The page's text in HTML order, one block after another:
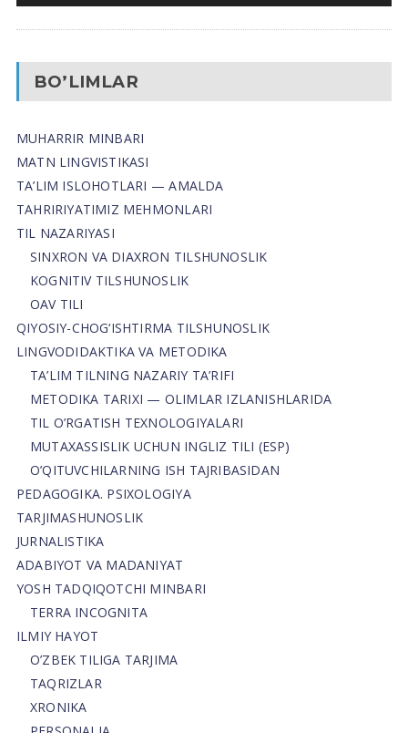
BO’LIMLAR
MUHARRIR MINBARI
MATN LINGVISTIKASI
TA’LIM ISLOHOTLARI — AMALDA
TAHRIRIYATIMIZ MEHMONLARI
TIL NAZARIYASI
SINXRON VA DIAXRON TILSHUNOSLIK
KOGNITIV TILSHUNOSLIK
OAV TILI
QIYOSIY-CHOG‘ISHTIRMA TILSHUNOSLIK
LINGVODIDAKTIKA VA METODIKA
TA’LIM TILNING NAZARIY TA’RIFI
METODIKA TARIXI — OLIMLAR IZLANISHLARIDA
TIL O’RGATISH TEXNOLOGIYALARI
MUTAXASSISLIK UCHUN INGLIZ TILI (ESP)
O’QITUVCHILARNING ISH TAJRIBASIDAN
PEDAGOGIKA. PSIXOLOGIYA
TARJIMASHUNOSLIK
JURNALISTIKA
ADABIYOT VA MADANIYAT
YOSH TADQIQOTCHI MINBARI
TERRA INCOGNITA
ILMIY HAYOT
O’ZBEK TILIGA TARJIMA
TAQRIZLAR
XRONIKA